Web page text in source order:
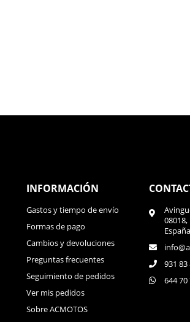
INFORMACIÓN
Gastos y tiempo de envío
Formas de pago
Cambios y devoluciones
Preguntas frecuentes
Seguimiento de pedidos
Ver mis pedidos
Sobre ACMOTOS
España
931 83
644 70